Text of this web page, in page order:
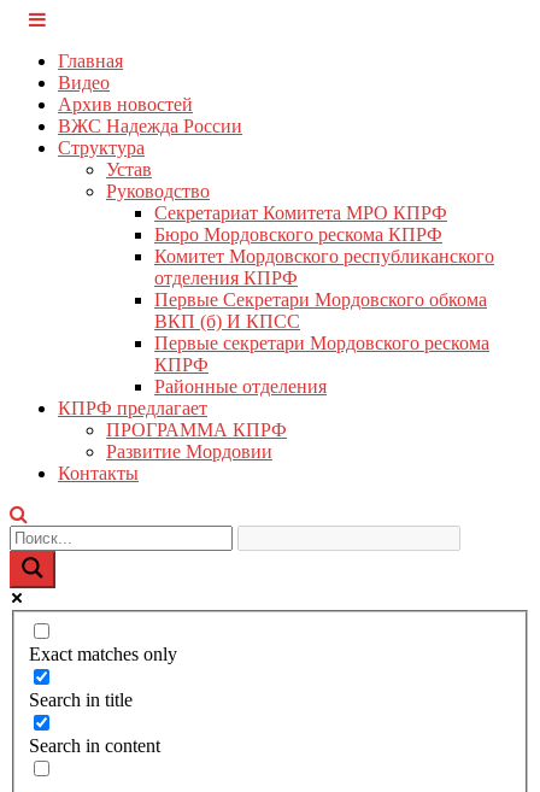
Перейти
содержимому
Главная
Видео
Архив новостей
ВЖС Надежда России
Структура
Устав
Руководство
Секретариат Комитета МРО КПРФ
Бюро Мордовского рескома КПРФ
Комитет Мордовского республиканского
отделения КПРФ
Первые Секретари Мордовского обкома
ВКП (б) И КПСС
Первые секретари Мордовского рескома
КПРФ
Районные отделения
КПРФ предлагает
ПРОГРАММА КПРФ
Развитие Мордовии
Контакты
Exact matches only
Search in title
Search in content